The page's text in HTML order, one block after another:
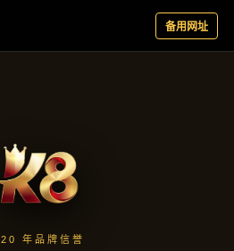
成效展示
首页 成效展示